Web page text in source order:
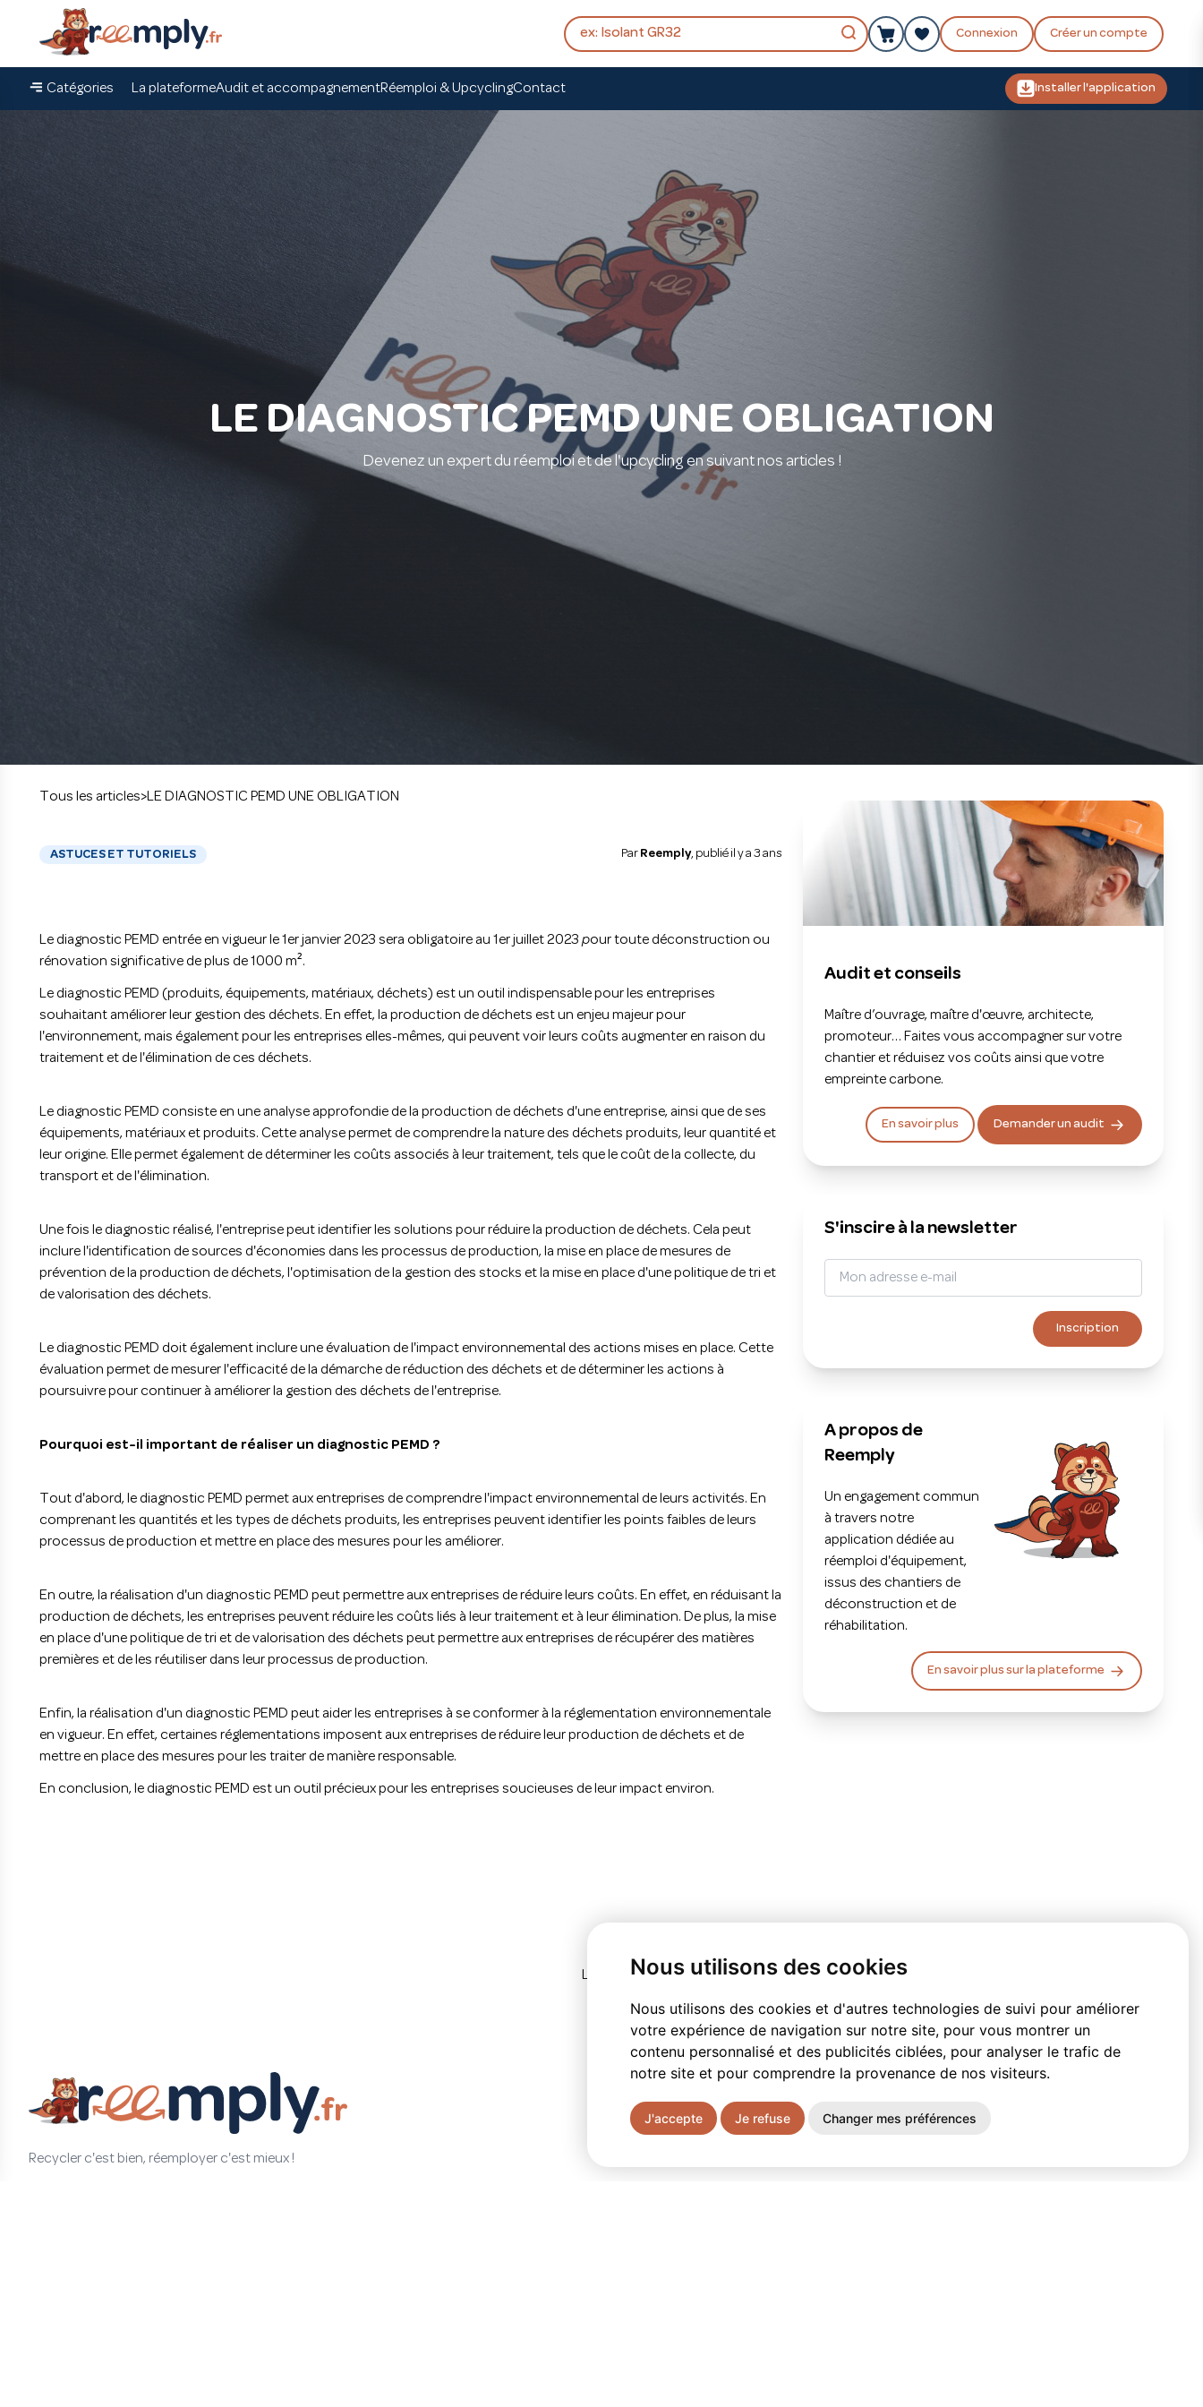
Nous utilisons des cookies
Nous utilisons des cookies et d'autres technologies de suivi pour améliorer
votre expérience de navigation sur notre site, pour vous montrer un
contenu personnalisé et des publicités ciblées, pour analyser le trafic de
notre site et pour comprendre la provenance de nos visiteurs.
J'accepte Je refuse Changer mes préférences
Connexion Créer un compte
Catégories La plateformeAudit et accompagnementRéemploi & UpcyclingContact Installer l'application
LE DIAGNOSTIC PEMD UNE OBLIGATION
Devenez un expert du réemploi et de l'upcycling en suivant nos articles !
Tous les articles> LE DIAGNOSTIC PEMD UNE OBLIGATION
ASTUCES ET TUTORIELS Par Reemply, publié il y a 3 ans
Le diagnostic PEMD entrée en vigueur le 1er janvier 2023 sera obligatoire au 1er juillet 2023 pour toute déconstruction ou
rénovation significative de plus de 1000 m².
Le diagnostic PEMD (produits, équipements, matériaux, déchets) est un outil indispensable pour les entreprises
souhaitant améliorer leur gestion des déchets. En effet, la production de déchets est un enjeu majeur pour
l'environnement, mais également pour les entreprises elles-mêmes, qui peuvent voir leurs coûts augmenter en raison du
traitement et de l'élimination de ces déchets.
Le diagnostic PEMD consiste en une analyse approfondie de la production de déchets d'une entreprise, ainsi que de ses
équipements, matériaux et produits. Cette analyse permet de comprendre la nature des déchets produits, leur quantité et
leur origine. Elle permet également de déterminer les coûts associés à leur traitement, tels que le coût de la collecte, du
transport et de l'élimination.
Une fois le diagnostic réalisé, l'entreprise peut identifier les solutions pour réduire la production de déchets. Cela peut
inclure l'identification de sources d'économies dans les processus de production, la mise en place de mesures de
prévention de la production de déchets, l'optimisation de la gestion des stocks et la mise en place d'une politique de tri et
de valorisation des déchets.
Le diagnostic PEMD doit également inclure une évaluation de l'impact environnemental des actions mises en place. Cette
évaluation permet de mesurer l'efficacité de la démarche de réduction des déchets et de déterminer les actions à
poursuivre pour continuer à améliorer la gestion des déchets de l'entreprise.
Pourquoi est-il important de réaliser un diagnostic PEMD ?
Tout d'abord, le diagnostic PEMD permet aux entreprises de comprendre l'impact environnemental de leurs activités. En
comprenant les quantités et les types de déchets produits, les entreprises peuvent identifier les points faibles de leurs
processus de production et mettre en place des mesures pour les améliorer.
En outre, la réalisation d'un diagnostic PEMD peut permettre aux entreprises de réduire leurs coûts. En effet, en réduisant la
production de déchets, les entreprises peuvent réduire les coûts liés à leur traitement et à leur élimination. De plus, la mise
en place d'une politique de tri et de valorisation des déchets peut permettre aux entreprises de récupérer des matières
premières et de les réutiliser dans leur processus de production.
Enfin, la réalisation d'un diagnostic PEMD peut aider les entreprises à se conformer à la réglementation environnementale
en vigueur. En effet, certaines réglementations imposent aux entreprises de réduire leur production de déchets et de
mettre en place des mesures pour les traiter de manière responsable.
En conclusion, le diagnostic PEMD est un outil précieux pour les entreprises soucieuses de leur impact environ.
LA RSE DANS LE MONDE DU BTP
Audit et conseils
Maître d’ouvrage, maître d'œuvre, architecte,
promoteur… Faites vous accompagner sur votre
chantier et réduisez vos coûts ainsi que votre
empreinte carbone.
En savoir plus Demander un audit
S'inscire à la newsletter
Inscription
A propos de
Reemply
Un engagement commun
à travers notre
application dédiée au
réemploi d'équipement,
issus des chantiers de
déconstruction et de
réhabilitation.
En savoir plus sur la plateforme
Recycler c'est bien, réemployer c'est mieux !
Email